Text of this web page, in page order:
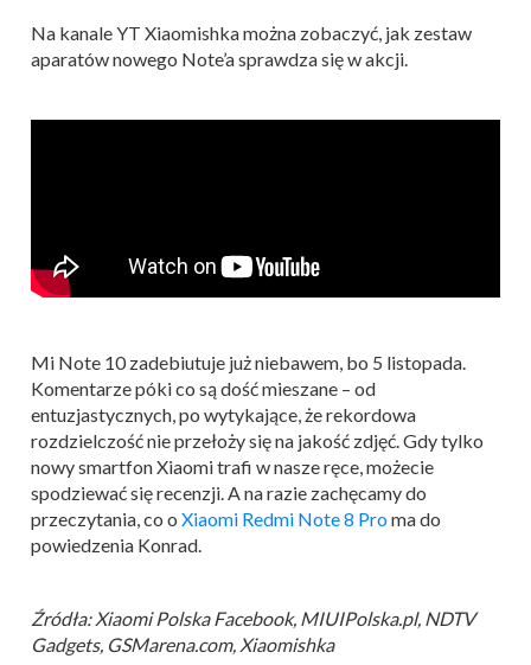
Na kanale YT Xiaomishka można zobaczyć, jak zestaw
aparatów nowego Note’a sprawdza się w akcji.
Mi Note 10 zadebiutuje już niebawem, bo 5 listopada.
Komentarze póki co są dość mieszane – od
entuzjastycznych, po wytykające, że rekordowa
rozdzielczość nie przełoży się na jakość zdjęć. Gdy tylko
nowy smartfon Xiaomi trafi w nasze ręce, możecie
spodziewać się recenzji. A na razie zachęcamy do
przeczytania, co o Xiaomi Redmi Note 8 Proma do
powiedzenia Konrad.
Źródła: Xiaomi Polska Facebook, MIUIPolska.pl, NDTV
Gadgets, GSMarena.com, Xiaomishka